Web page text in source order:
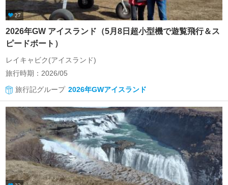
27
2026年GW アイスランド（5月8日超小型機で遊覧飛行＆ス
ピードボート）
レイキャビク(アイスランド)
旅行時期：2026/05
旅行記グループ 2026年GWアイスランド